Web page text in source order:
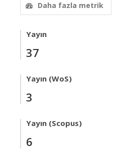
Daha fazla metrik
Yayın
37
Yayın (WoS)
3
Yayın (Scopus)
6